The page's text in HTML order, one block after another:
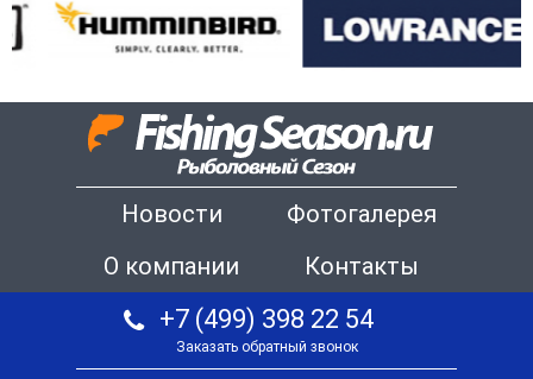
Новости
Фотогалерея
О компании
Контакты
+7 (499) 398 22 54
Заказать обратный звонок